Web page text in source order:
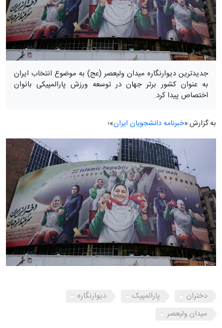
جدیدترین دیوارنگاره میدان ولیعصر (عج) به موضوع انتخاب ایران
به عنوان کشور برتر جهان در توسعه ورزش پارالمپیکی بانوان
اختصاص پیدا کرد.
به گزارش «خبرنامه دانشجویان ایران»؛
دختران پارالمپیک
دیوارنگاره
میدان ولیعصر